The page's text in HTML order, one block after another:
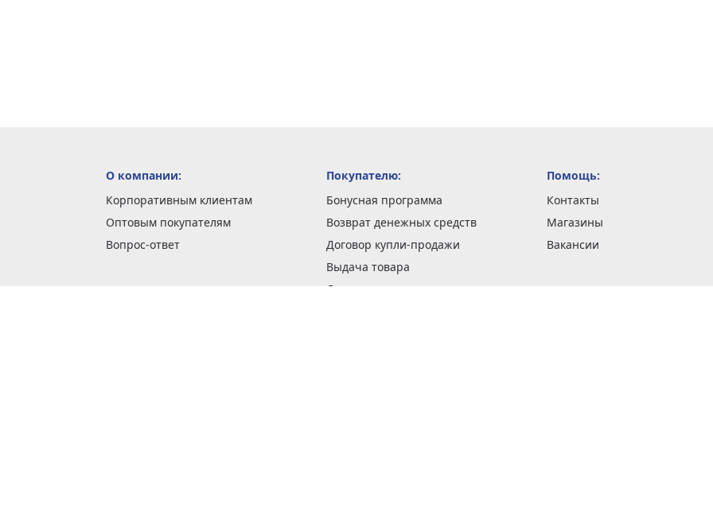
О компании:
Корпоративным клиентам
Оптовым покупателям
Вопрос-ответ
Покупателю:
Бонусная программа
Возврат денежных средств
Договор купли-продажи
Выдача товара
Доставка заказов
Помощь:
Контакты
Магазины
Вакансии